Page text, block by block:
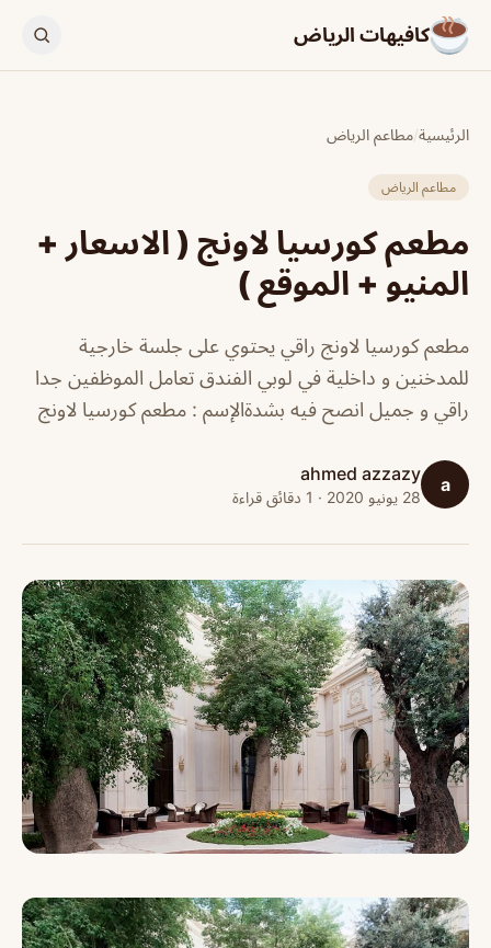
كافيهات الرياض
الرئيسية/مطاعم الرياض
مطاعم الرياض
مطعم كورسيا لاونج ( الاسعار +
المنيو + الموقع )
مطعم كورسيا لاونج راقي يحتوي على جلسة خارجية
للمدخنين و داخلية في لوبي الفندق تعامل الموظفين جدا
راقي و جميل انصح فيه بشدةالإسم : مطعم كورسيا لاونج
a
ahmed azzazy
28 يونيو 2020 · 1 دقائق قراءة